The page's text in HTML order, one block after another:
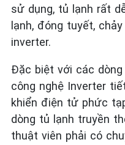
sử dụng, tủ lạnh rất
lạnh, đóng tuyết,
inverter.
Đặc biệt với các
công nghệ Inverter
khiển điện tử phức
dòng tủ lạnh truyền
thuật viên phải có